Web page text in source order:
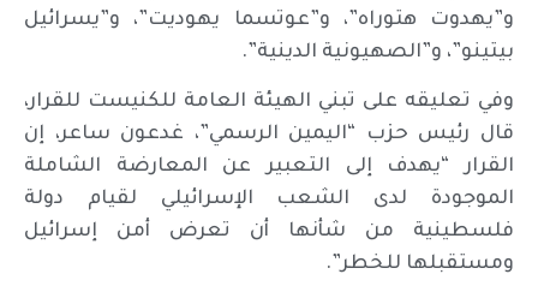
و”يهدوت هتوراه”، و”عوتسما يهوديت”، و”يسرائيل
بيتينو”، و”الصهيونية الدينية”.
وفي تعليقه على تبني الهيئة العامة للكنيست للقرار،
قال رئيس حزب “اليمين الرسمي”، غدعون ساعر، إن
القرار “يهدف إلى التعبير عن المعارضة الشاملة
الموجودة لدى الشعب الإسرائيلي لقيام دولة
فلسطينية من شأنها أن تعرض أمن إسرائيل
ومستقبلها للخطر”.